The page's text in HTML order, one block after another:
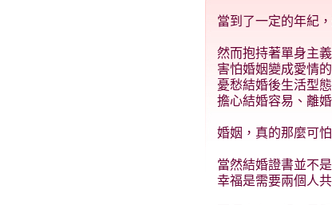
當到了一定的年紀
然而抱持著單身主
害怕婚姻變成愛情
憂愁結婚後生活型
擔心結婚容易、離
婚姻，真的那麼可怕
當然結婚證書並不
幸福是需要兩個人